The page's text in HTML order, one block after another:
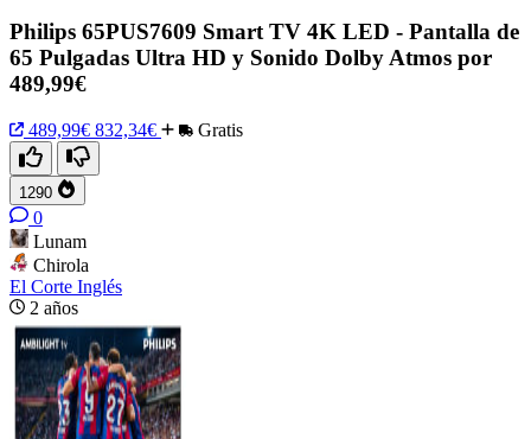
Philips 65PUS7609 Smart TV 4K LED - Pantalla de
65 Pulgadas Ultra HD y Sonido Dolby Atmos por
489,99€
489,99€ 832,34€ Gratis
1290
0
Lunam
Chirola
El Corte Inglés
2 años